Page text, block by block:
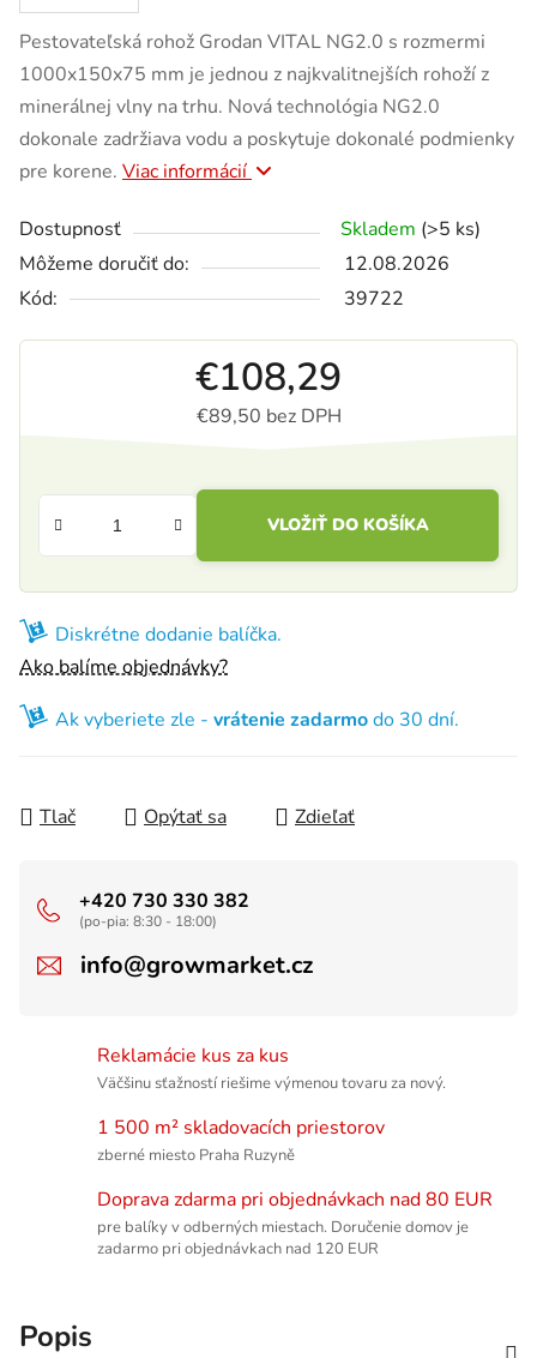
Pestovateľská rohož Grodan VITAL NG2.0 s rozmermi
1000x150x75 mm je jednou z najkvalitnejších rohoží z
minerálnej vlny na trhu. Nová technológia NG2.0
dokonale zadržiava vodu a poskytuje dokonalé podmienky
pre korene. Viac informácií
Dostupnosť Skladem (>5 ks)
Môžeme doručiť do:
12.08.2026
Kód:
39722
€108,29
€89,50 bez DPH
VLOŽIŤ DO KOŠÍKA
Diskrétne dodanie balíčka.
Ako balíme objednávky?
Ak vyberiete zle - vrátenie zadarmodo 30 dní.
Tlač Opýtať sa Zdieľať
+420 730 330 382
(po-pia: 8:30 - 18:00)
info@growmarket.cz
Reklamácie kus za kus
Väčšinu sťažností riešime výmenou tovaru za nový.
1 500 m² skladovacích priestorov
zberné miesto Praha Ruzyně
Doprava zdarma pri objednávkach nad 80 EUR
pre balíky v odberných miestach. Doručenie domov je
zadarmo pri objednávkach nad 120 EUR
Popis